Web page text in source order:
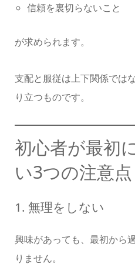
信頼を裏切らないこと
が求められます。
支配と服従は上下関係では
り立つものです。
初心者が最初
い3つの注意点
1. 無理をしない
興味があっても、最初から
りません。